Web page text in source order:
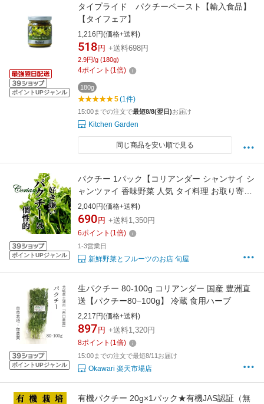
ポイントUPジャンル
タイプライド パクチーペースト【輸入食品】
【タイフェア】
1,216円(価格+送料)
518 円 +送料698円
2.9円/g (180g)
4ポイント (1倍)
180g
5(1件)
15:00までの注文で最短8/8(翌日)お届け
Kitchen Garden
同じ商品を安い順で見る
ポイントUPジャンル
パクチー 1パック【コリアンダー シャンサイ シ
ャンツァイ 香味野菜 人気 タイ料理 お取り寄せ
単品 野菜 美味しい おいしい 国産 国内産 日本
産 新鮮】
2,040円(価格+送料)
690 円 +送料1,350円
6ポイント (1倍)
1-3営業日
新鮮野菜とフルーツのお店 旬屋
ポイントUPジャンル
生パクチー 80-100g コリアンダー 国産 豊洲直
送【パクチー80−100g】 冷蔵 食用ハーブ
2,217円(価格+送料)
897 円 +送料1,320円
8ポイント (1倍)
15:00までの注文で最短8/11お届け
Okawari 楽天市場店
有機パクチー 20g×1パック★有機JAS認証（無